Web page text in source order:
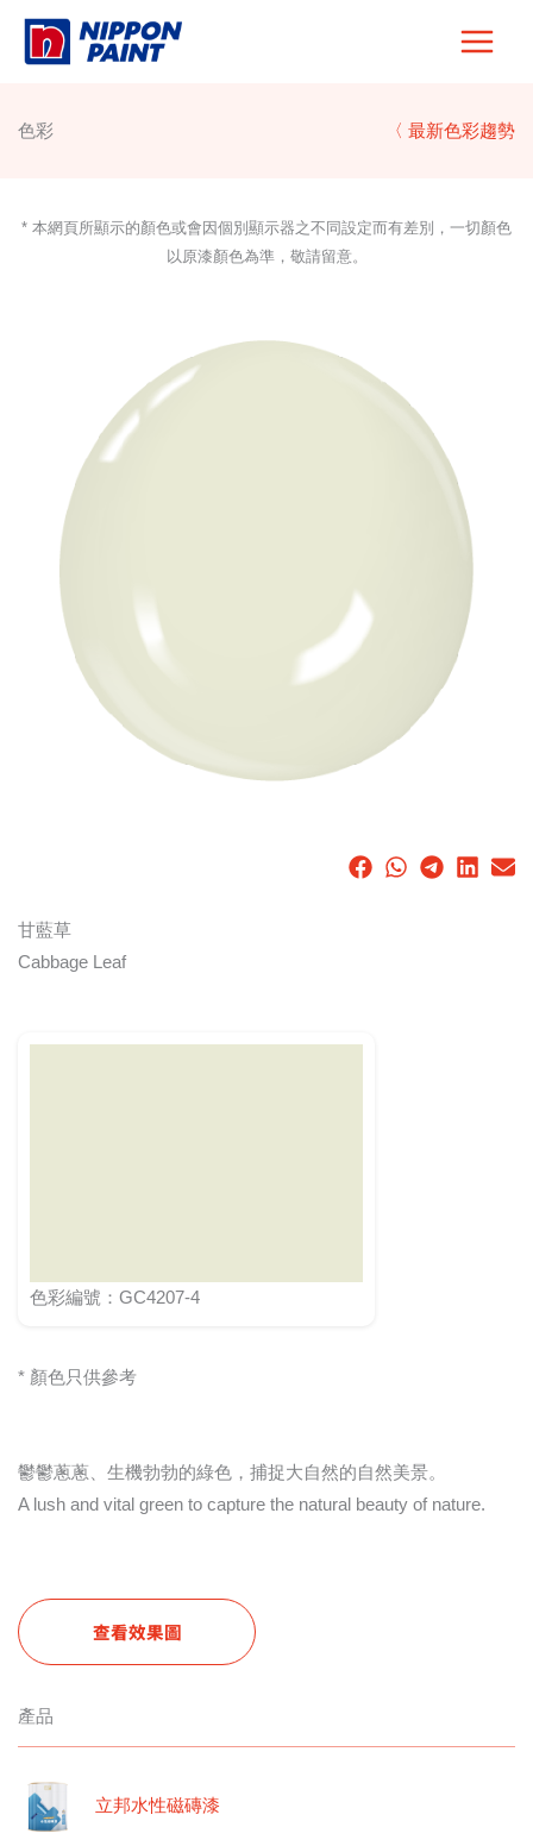
Skip
色彩 〈 最新色彩趨勢
* 本網頁所顯示的顏色或會因個別顯示器之不同設定而有差別，一切顏色
以原漆顏色為準，敬請留意。
甘藍草
Cabbage Leaf
色彩編號：GC4207-4
* 顏色只供參考
鬱鬱蔥蔥、生機勃勃的綠色，捕捉大自然的自然美景。
A lush and vital green to capture the natural beauty of nature.
查看效果圖
產品
立邦水性磁磚漆